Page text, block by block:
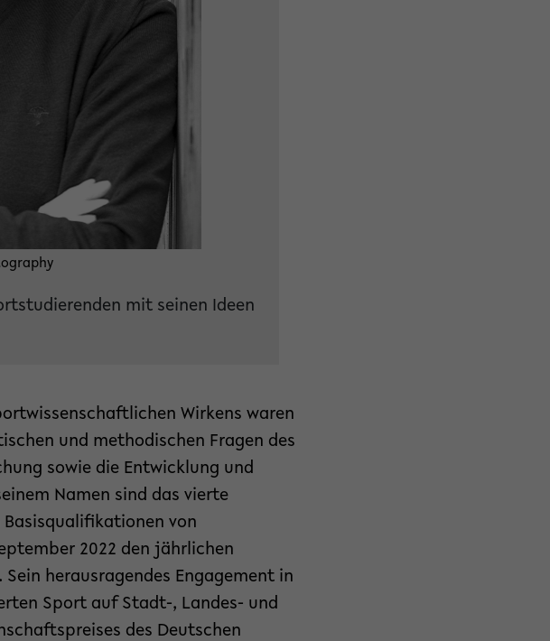
mit seinen Ideen
Wirkens waren
und methodischen Fragen des
sowie die Entwicklung und
Namen sind das vierte
von
2022 den jährlichen
herausragendes Engagement in
Sport auf Stadt-, Landes- und
des Deutschen